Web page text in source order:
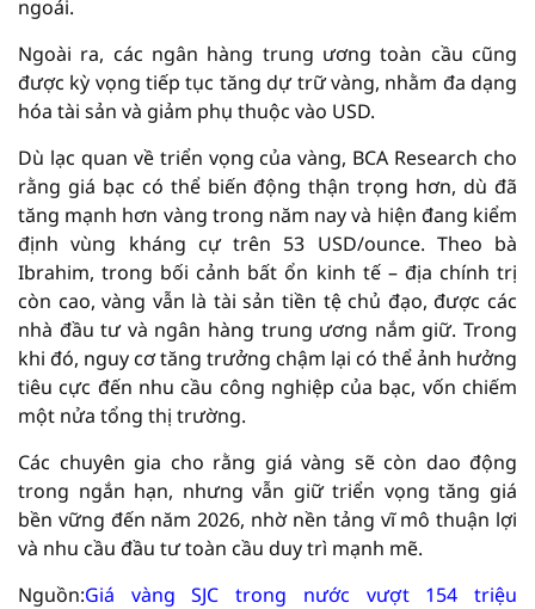
ngoái.
Ngoài ra, các ngân hàng trung ương toàn cầu cũng
được kỳ vọng tiếp tục tăng dự trữ vàng, nhằm đa dạng
hóa tài sản và giảm phụ thuộc vào USD.
Dù lạc quan về triển vọng của vàng, BCA Research cho
rằng giá bạc có thể biến động thận trọng hơn, dù đã
tăng mạnh hơn vàng trong năm nay và hiện đang kiểm
định vùng kháng cự trên 53 USD/ounce. Theo bà
Ibrahim, trong bối cảnh bất ổn kinh tế – địa chính trị
còn cao, vàng vẫn là tài sản tiền tệ chủ đạo, được các
nhà đầu tư và ngân hàng trung ương nắm giữ. Trong
khi đó, nguy cơ tăng trưởng chậm lại có thể ảnh hưởng
tiêu cực đến nhu cầu công nghiệp của bạc, vốn chiếm
một nửa tổng thị trường.
Các chuyên gia cho rằng giá vàng sẽ còn dao động
trong ngắn hạn, nhưng vẫn giữ triển vọng tăng giá
bền vững đến năm 2026, nhờ nền tảng vĩ mô thuận lợi
và nhu cầu đầu tư toàn cầu duy trì mạnh mẽ.
Nguồn:Giá vàng SJC trong nước vượt 154 triệu